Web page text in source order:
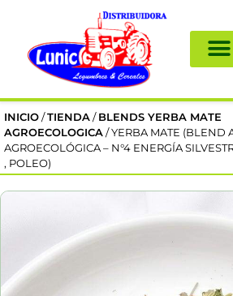
INICIO /TIENDA / BLENDS YERBA MATE
AGROECOLOGICA / YERBA MATE (BLEND
AGROECOLÓGICA – N°4 ENERGÍA
, POLEO)